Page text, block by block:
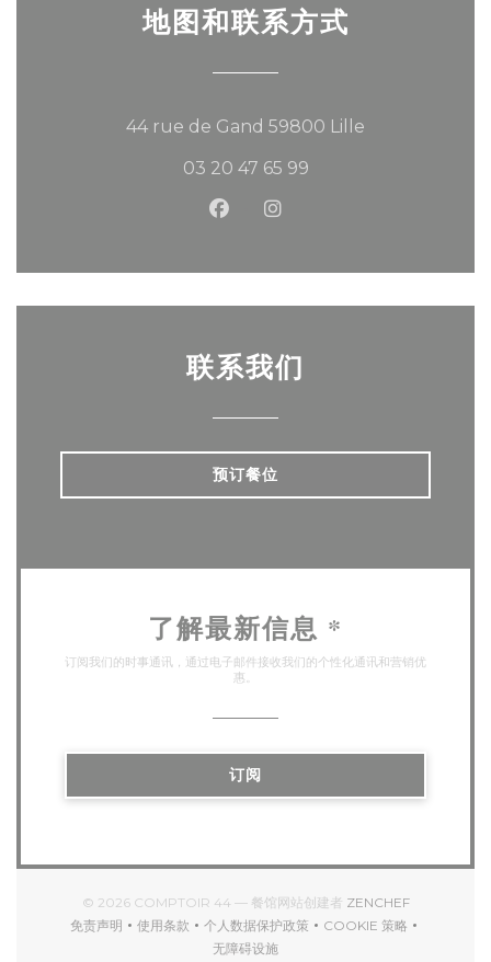
地图和联系方式
44 rue de Gand 59800 Lille
03 20 47 65 99
Facebook ((在新窗口中打开))
Instagram ((在新窗口
联系我们
预订餐位
了解最新信息 *
订阅我们的时事通讯，通过电子邮件接收我们的个性化通讯和营销优
惠。
订阅
© 2026 COMPTOIR 44 — 餐馆网站创建者 ZENCHEF((在新窗口中
免责声明
((在新窗口中打开))
使用条款
((在新窗口中打开))
个人数据保护政策
((在新窗口中打开))
COOKIE 策略
((在新窗口中打开))
无障碍设施
((在新窗口中打开))